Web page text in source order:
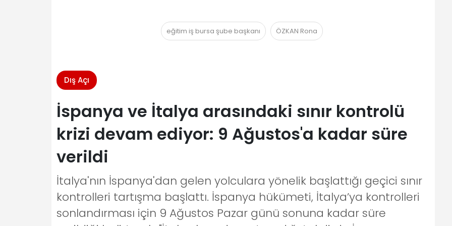
eğitim iş bursa şube başkanı ÖZKAN Rona
Dış Açı
İspanya ve İtalya arasındaki sınır kontrolü
krizi devam ediyor: 9 Ağustos'a kadar süre
verildi
İtalya'nın İspanya'dan gelen yolculara yönelik başlattığı geçici sınır
kontrolleri tartışma başlattı. İspanya hükümeti, İtalya’ya kontrolleri
sonlandırması için 9 Ağustos Pazar günü sonuna kadar süre